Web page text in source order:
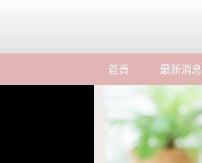
首頁 最新消息